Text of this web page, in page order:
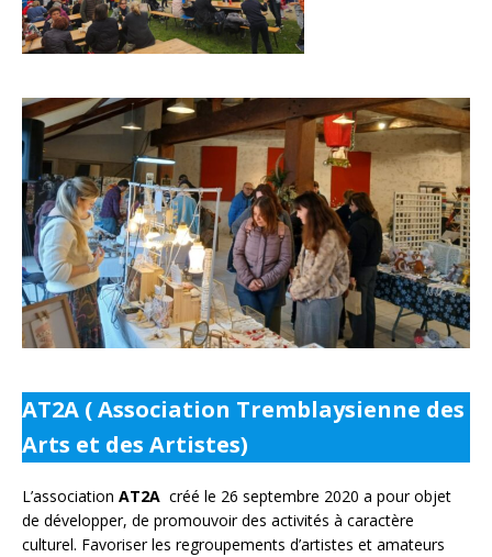
AT2A ( Association Tremblaysienne des
Arts et des Artistes)
L’association AT2A créé le 26 septembre 2020 a pour objet
de développer, de promouvoir des activités à caractère
culturel. Favoriser les regroupements d’artistes et amateurs